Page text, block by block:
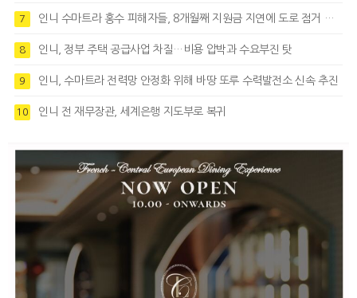
7 인니 수마트라 홍수 피해자들, 8개월째 지원금 지연에 도로 점거 시위
8 인니, 정부 주택 공급사업 차질…비용 압박과 수요부진 탓
9 인니, 수마트라 전력망 안정화 위해 바땅 또루 수력발전소 신속 추진
10 인니 전 재무장관, 세계은행 지도부로 복귀